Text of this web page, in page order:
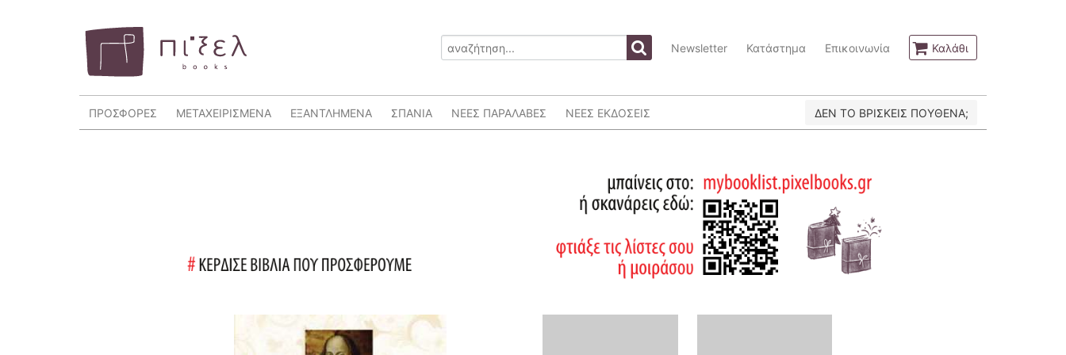
Newsletter Κατάστημα Επικοινωνία Καλάθι
ΠΡΟΣΦΟΡΕΣ ΜΕΤΑΧΕΙΡΙΣΜΕΝΑ ΕΞΑΝΤΛΗΜΕΝΑ ΣΠΑΝΙΑ ΝΕΕΣ ΠΑΡΑΛΑΒΕΣ ΝΕΕΣ ΕΚΔΟΣΕΙΣ ΔΕΝ ΤΟ ΒΡΙΣΚΕΙΣ ΠΟΥΘΕΝΑ;